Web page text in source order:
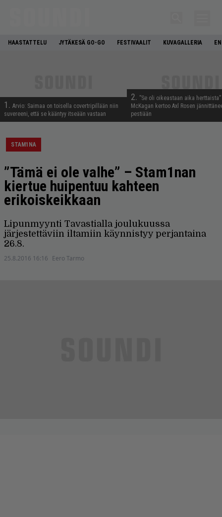
HAASTATTELU JYTÄKESÄ GO-GO FESTIVAALIT KUVAGALLERIA
1. Arvio: Saimaa on toisella covertripillään niin
suvereeni, että se kääntyy itseään vastaan
2. ”Se oli oikeastaan aika
McKagan kertoo Axl Rosen
pestiään
STAM1NA
”Tämä ei ole valhe” – Stam1nan
kiertue huipentuu kahteen
erikoiskeikkaan
Lipunmyynti Tavastialla joulukuussa
järjestettäviin iltamiin käynnistyy perjantaina
26.8.
25.8.2016 16:16 Eero Tarmo